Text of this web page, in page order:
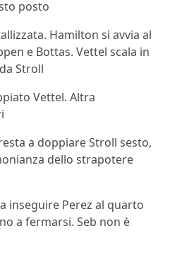
posto
Hamilton si avvia al
e Bottas. Vettel scala in
Stroll
Vettel. Altra
a doppiare Stroll sesto,
dello strapotere
inseguire Perez al quarto
a fermarsi. Seb non è